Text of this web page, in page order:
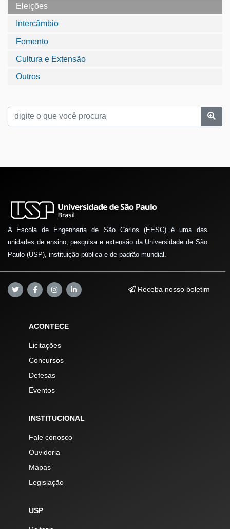
Eleições
Intercâmbio
Fomento
Cultura e Extensão
Outros
A Escola de Engenharia de São Carlos (EESC) é uma das
unidades de ensino, pesquisa e extensão da Universidade de São
Paulo (USP), instituição pública e de padrão mundial.
Receba nosso boletim
ACONTECE
Licitações
Concursos
Defesas
Eventos
INSTITUCIONAL
Fale conosco
Ouvidoria
Mapas
Legislação
USP